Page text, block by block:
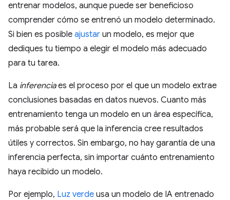
entrenar modelos, aunque puede ser beneficioso
comprender cómo se entrenó un modelo determinado.
Si bien es posible ajustar un modelo, es mejor que
dediques tu tiempo a elegir el modelo más adecuado
para tu tarea.
La inferenciaes el proceso por el que un modelo extrae
conclusiones basadas en datos nuevos. Cuanto más
entrenamiento tenga un modelo en un área específica,
más probable será que la inferencia cree resultados
útiles y correctos. Sin embargo, no hay garantía de una
inferencia perfecta, sin importar cuánto entrenamiento
haya recibido un modelo.
Por ejemplo, Luz verde usa un modelo de IA entrenado